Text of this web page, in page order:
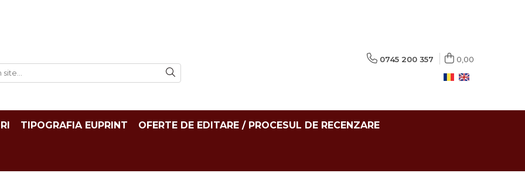
0745 200 357 0,00
TIPOGRAFIA EUPRINT OFERTE DE EDITARE / PROCESUL DE RECENZARE